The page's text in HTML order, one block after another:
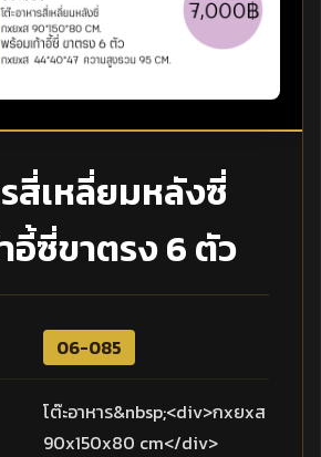
สี่เหลี่ยมหลังซี่
อี้ซี่ขาตรง 6 ตัว
06-085
โต๊ะอาหาร&nbsp;<div>กxยxส
90x150x80 cm</div>